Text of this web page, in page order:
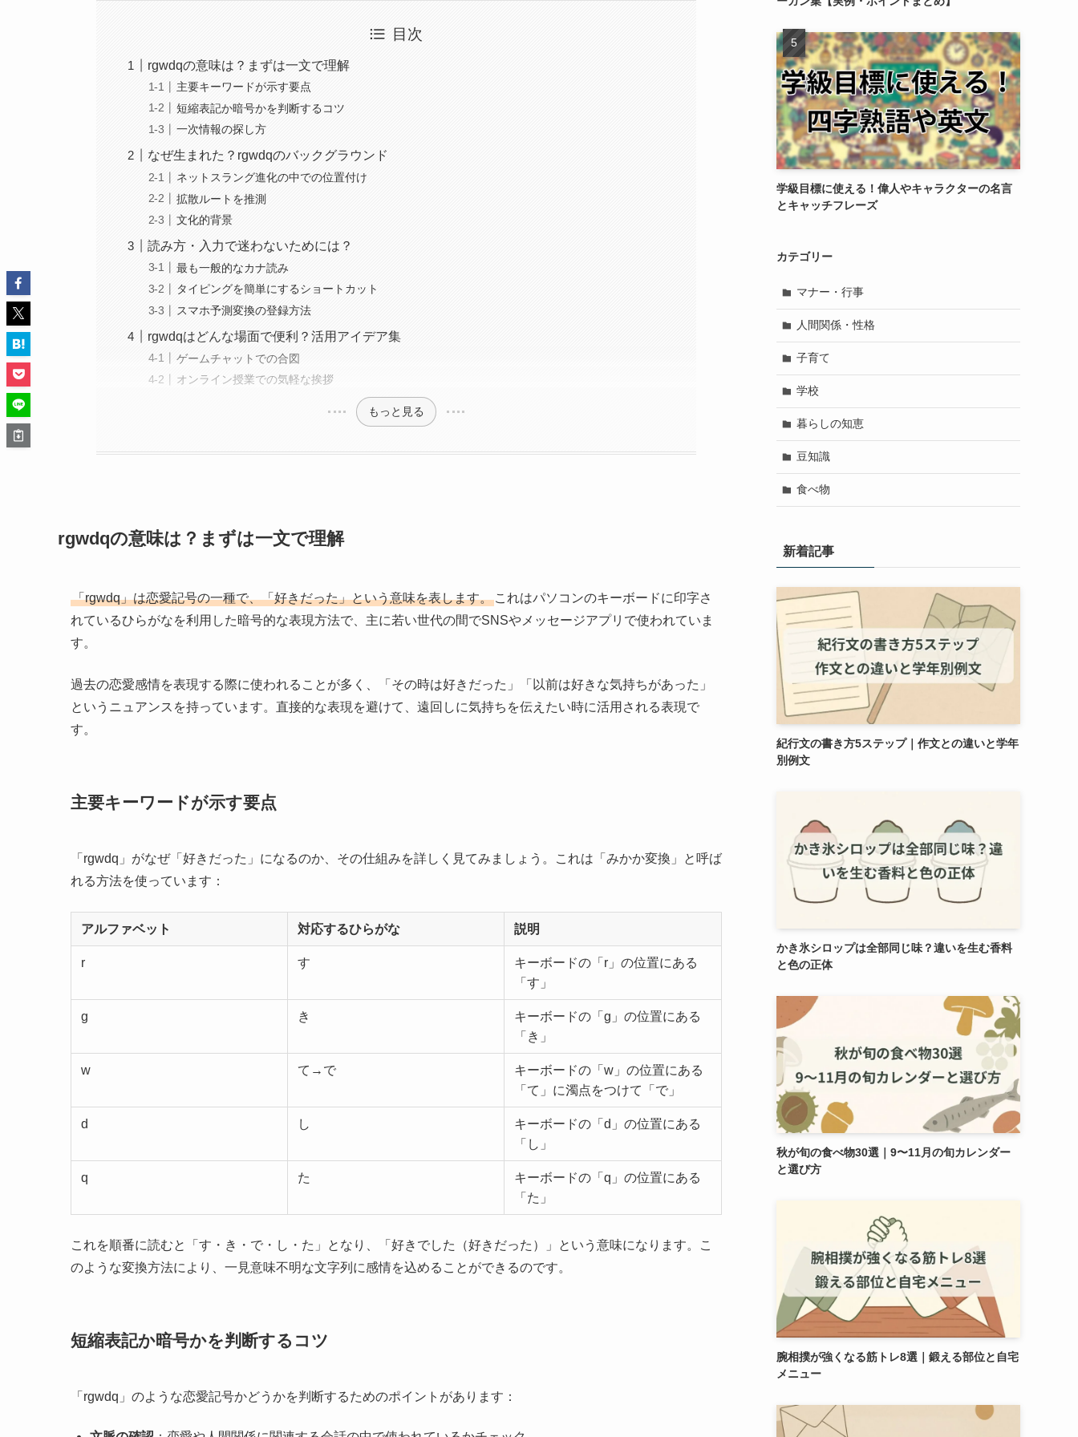
目次
rgwdqの意味は？まずは一文で理解
主要キーワードが示す要点
短縮表記か暗号かを判断するコツ
一次情報の探し方
なぜ生まれた？rgwdqのバックグラウンド
ネットスラング進化の中での位置付け
拡散ルートを推測
文化的背景
読み方・入力で迷わないためには？
最も一般的なカナ読み
タイピングを簡単にするショートカット
スマホ予測変換の登録方法
rgwdqはどんな場面で便利？活用アイデア集
ゲームチャットでの合図
オンライン授業での気軽な挨拶
もっと見る
rgwdqの意味は？まずは一文で理解
「rgwdq」は恋愛記号の一種で、「好きだった」という意味を表します。 これはパソコンのキーボードに印字さ
れているひらがなを利用した暗号的な表現方法で、主に若い世代の間でSNSやメッセージアプリで使われていま
す。
過去の恋愛感情を表現する際に使われることが多く、「その時は好きだった」「以前は好きな気持ちがあった」
というニュアンスを持っています。直接的な表現を避けて、遠回しに気持ちを伝えたい時に活用される表現で
す。
主要キーワードが示す要点
「rgwdq」がなぜ「好きだった」になるのか、その仕組みを詳しく見てみましょう。これは「みかか変換」と呼ば
れる方法を使っています：
アルファベット 対応するひらがな 説明
r す
キーボードの「r」の位置にある
「す」
g き
キーボードの「g」の位置にある
「き」
w て→で
キーボードの「w」の位置にある
「て」に濁点をつけて「で」
d し
キーボードの「d」の位置にある
「し」
q た
キーボードの「q」の位置にある
「た」
これを順番に読むと「す・き・で・し・た」となり、「好きでした（好きだった）」という意味になります。こ
のような変換方法により、一見意味不明な文字列に感情を込めることができるのです。
短縮表記か暗号かを判断するコツ
「rgwdq」のような恋愛記号かどうかを判断するためのポイントがあります：
学級目標に使える！偉人やキャラクターの名言
とキャッチフレーズ
カテゴリー
マナー・行事
人間関係・性格
子育て
学校
暮らしの知恵
豆知識
食べ物
新着記事
紀行文の書き方5ステップ｜作文との違いと学年
別例文
かき氷シロップは全部同じ味？違いを生む香料
と色の正体
秋が旬の食べ物30選｜9〜11月の旬カレンダー
と選び方
腕相撲が強くなる筋トレ8選｜鍛える部位と自宅
メニュー